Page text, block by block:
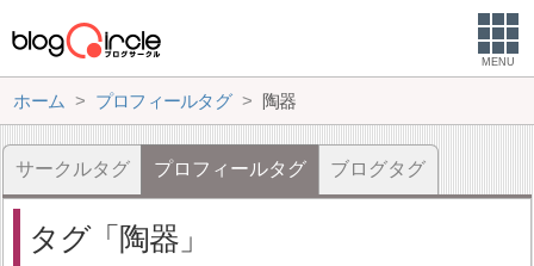
MENU
ホーム プロフィールタグ 陶器
サークルタグ プロフィールタグ ブログタグ
タグ 陶器